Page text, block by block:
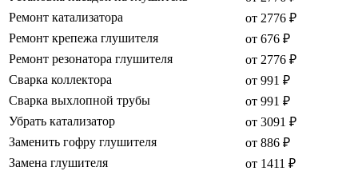
Ремонт катализатора
от 2776 ₽
Ремонт крепежа глушителя
от 676 ₽
Ремонт резонатора глушителя
от 2776 ₽
Сварка коллектора
от 991 ₽
Сварка выхлопной трубы
от 991 ₽
Убрать катализатор
от 3091 ₽
Заменить гофру глушителя
от 886 ₽
Замена глушителя
от 1411 ₽